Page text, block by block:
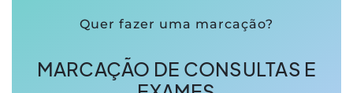
Quer fazer uma marcação?
MARCAÇÃO DE CONSULTAS E